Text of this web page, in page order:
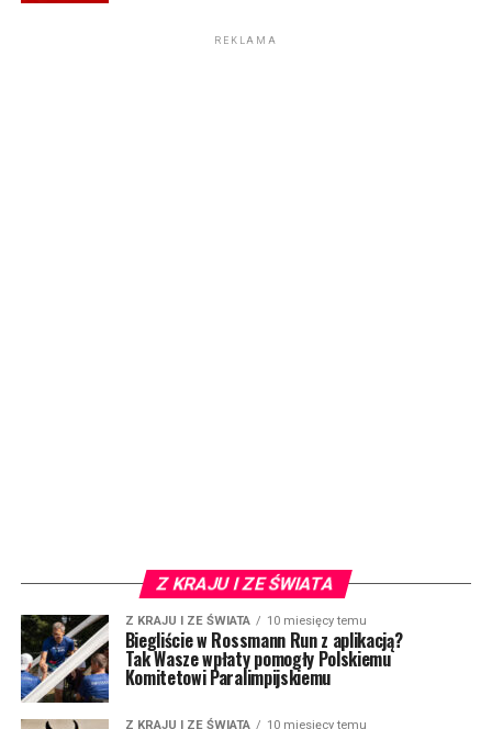
REKLAMA
Z KRAJU I ZE ŚWIATA
Z KRAJU I ZE ŚWIATA 10 miesięcy temu
Biegliście w Rossmann Run z aplikacją?
Tak Wasze wpłaty pomogły Polskiemu
Komitetowi Paralimpijskiemu
Z KRAJU I ZE ŚWIATA 10 miesięcy temu